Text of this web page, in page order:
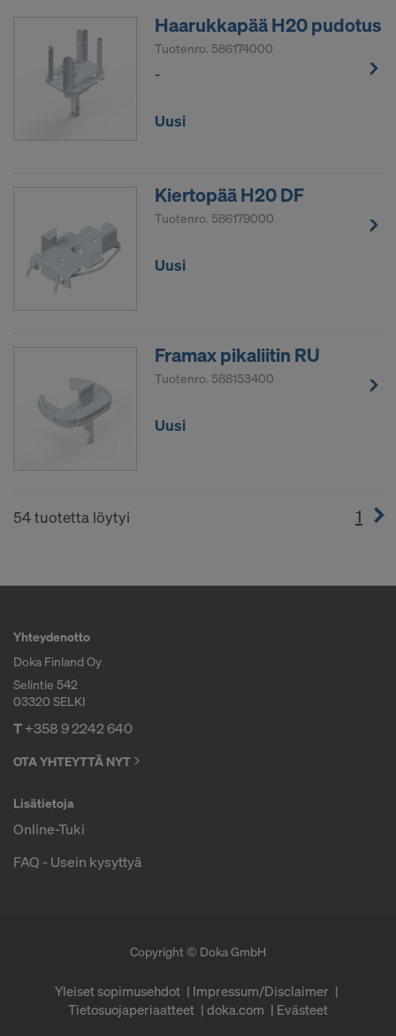
Haarukkapää H20 pudotus
Tuotenro. 586174000
-
Uusi
Kiertopää H20 DF
Tuotenro. 586179000
Uusi
Framax pikaliitin RU
Tuotenro. 588153400
Uusi
54 tuotetta löytyi 1
Yhteydenotto
Doka Finland Oy
Selintie 542
03320 SELKI
T+358 9 2242 640
OTA YHTEYTTÄ NYT
Lisätietoja
Online-Tuki
FAQ - Usein kysyttyä
Copyright © Doka GmbH
Yleiset sopimusehdot
Impressum/Disclaimer
Tietosuojaperiaatteet
doka.com Evästeet